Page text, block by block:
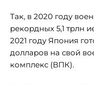
Так, в 2020 году
рекордных 5,1 трлн
2021 году Япония
долларов на свой
комплекс (ВПК).